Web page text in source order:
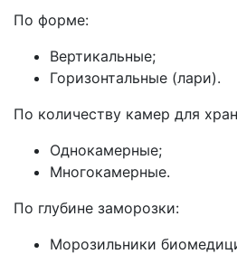
По форме:
Вертикальные;
Горизонтальные (лари).
По количеству камер для
Однокамерные;
Многокамерные.
По глубине заморозки:
Морозильники